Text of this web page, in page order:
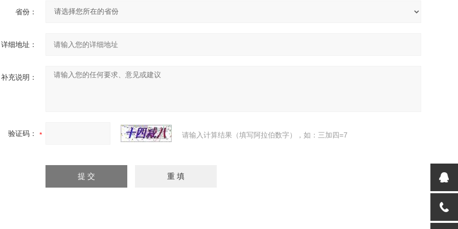
省份：
详细地址：
补充说明：
验证码： 请输入计算结果（填写阿拉伯数字），如：三加四=7